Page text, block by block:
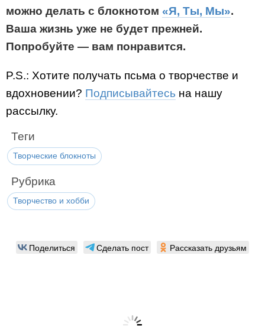
можно делать с блокнотом «Я, Ты, Мы».
Ваша жизнь уже не будет прежней.
Попробуйте — вам понравится.
P.S.: Хотите получать псьма о творчестве и
вдохновении? Подписывайтесь на нашу
рассылку.
Теги
Творческие блокноты
Рубрика
Творчество и хобби
Поделиться Сделать пост Рассказать друзьям